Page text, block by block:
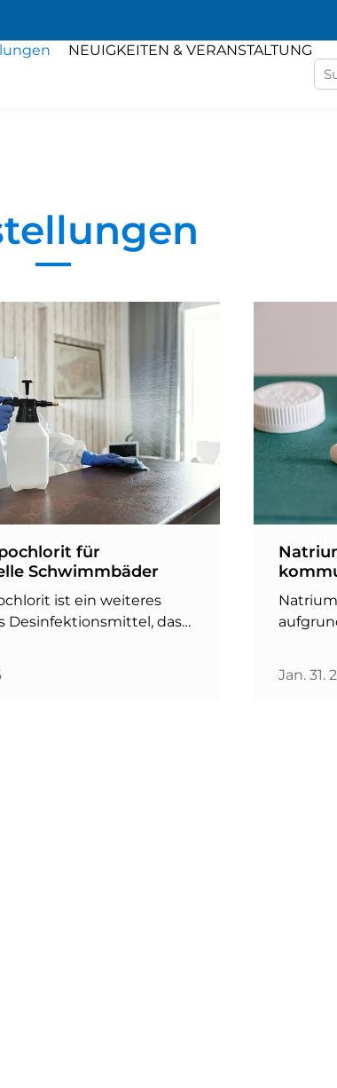
NEUIGKEITEN & VERANSTALTUNG
für
Schwimmbäder
ist ein weiteres
Desinfektionsmittel, das
eine ausgezeichnete
Jan. 31.